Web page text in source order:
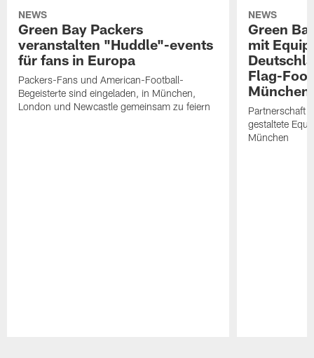
NEWS
Green Bay Packers
veranstalten "Huddle"-events
für fans in Europa
Packers-Fans und American-Football-
Begeisterte sind eingeladen, in München,
London und Newcastle gemeinsam zu feiern
NEWS
Green
mit Equip
Flag-
Partnerschaft
gestaltete
München